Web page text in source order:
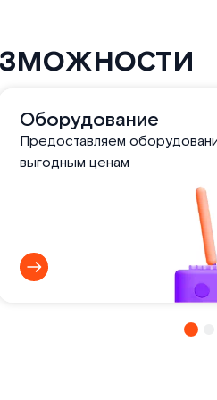
Оборудование
Предоставляем
выгодным ценам